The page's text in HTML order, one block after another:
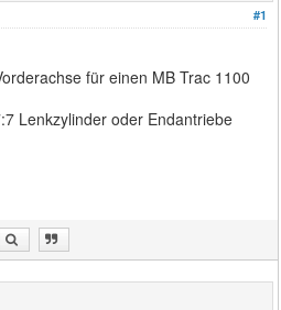
#1
für einen MB Trac 1100
Lenkzylinder oder Endantriebe